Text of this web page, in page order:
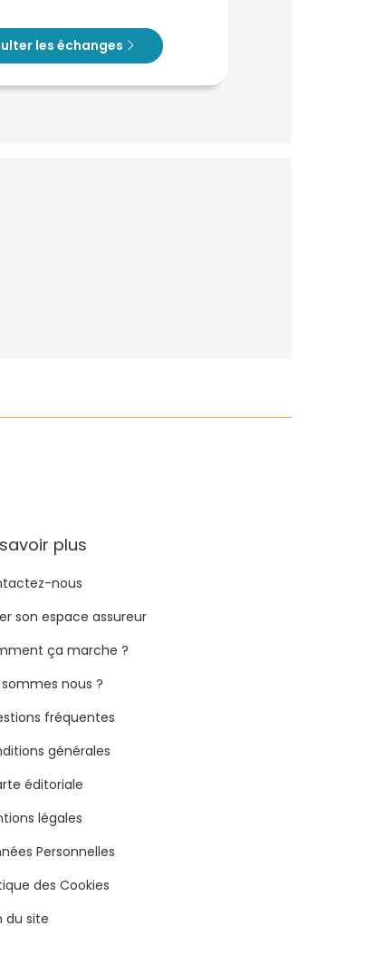
les échanges
plus
nous
son espace assureur
ça marche ?
nous ?
fréquentes
générales
éditoriale
légales
Personnelles
des Cookies
du site